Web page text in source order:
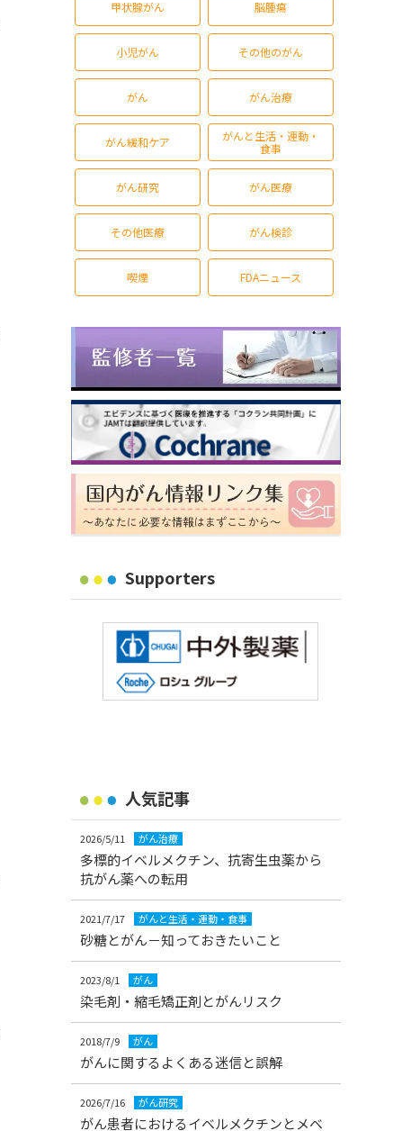
甲状腺がん 脳腫瘍
小児がん その他のがん
がん がん治療
がん緩和ケア
がんと生活・運動・
食事
がん研究 がん医療
その他医療 がん検診
喫煙 FDAニュース
Supporters
人気記事
2026/5/11 がん治療
多標的イベルメクチン、抗寄生虫薬から
抗がん薬への転用
2021/7/17 がんと生活・運動・食事
砂糖とがん－知っておきたいこと
2023/8/1 がん
染毛剤・縮毛矯正剤とがんリスク
2018/7/9 がん
がんに関するよくある迷信と誤解
2026/7/16 がん研究
がん患者におけるイベルメクチンとメベ